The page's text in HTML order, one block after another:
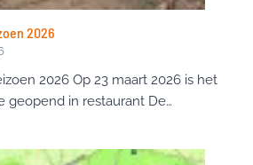
2026
2026 Op 23 maart 2026 is het
geopend in restaurant De…